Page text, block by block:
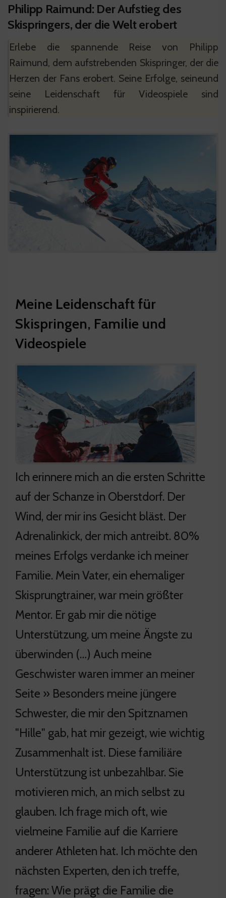
Philipp Raimund: Der Aufstieg des
Skispringers, der die Welt erobert
Erlebe die spannende Reise von Philipp
Raimund, dem aufstrebenden Skispringer, der die
Herzen der Fans erobert. Seine Erfolge, seineund
seine Leidenschaft für Videospiele sind
inspirierend.
Meine Leidenschaft für
Skispringen, Familie und
Videospiele
Ich erinnere mich an die ersten Schritte
auf der Schanze in Oberstdorf. Der
Wind, der mir ins Gesicht bläst. Der
Adrenalinkick, der mich antreibt. 80%
meines Erfolgs verdanke ich meiner
Familie. Mein Vater, ein ehemaliger
Skisprungtrainer, war mein größter
Mentor. Er gab mir die nötige
Unterstützung, um meine Ängste zu
überwinden (…) Auch meine
Geschwister waren immer an meiner
Seite » Besonders meine jüngere
Schwester, die mir den Spitznamen
"Hille" gab, hat mir gezeigt, wie wichtig
Zusammenhalt ist. Diese familiäre
Unterstützung ist unbezahlbar. Sie
motivieren mich, an mich selbst zu
glauben. Ich frage mich oft, wie
vielmeine Familie auf die Karriere
anderer Athleten hat. Ich möchte den
nächsten Experten, den ich treffe,
fragen: Wie prägt die Familie die